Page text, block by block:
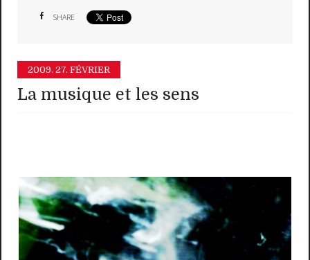
SHARE
2009. 27. FÉVRIER
La musique et les sens